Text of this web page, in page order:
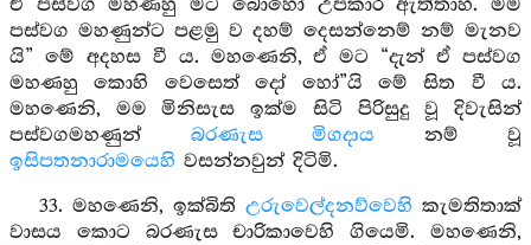
ඒ පස්වග මහණහු මට බොහෝ උපකාර ඇත්තාහ. මම
පස්වග මහණුන්ට පළමු ව දහම් දෙසන්නෙම් නම් මැනව
යි” මේ අදහස වී ය. මහණෙනි, ඒ මට “දැන් ඒ පස්වග
මහණහු කොහි වෙසෙත් දෝ හෝ”යි මේ සිත වී ය.
මහණෙනි, මම මිනිසැස ඉක්ම සිටි පිරිසුදු වූ දිවැසින්
පස්වගමහණුන් බරණැස මිගදාය නම් වූ
ඉසිපතනාරාමයෙහි වසන්නවුන් දිටිමි.
33. මහණෙනි, ඉක්බිති උරුවෙල්දනව්වෙහි කැමතිතාක්
වාසය කොට බරණැස චාරිකාවෙහි ගියෙමි. මහණෙනි,